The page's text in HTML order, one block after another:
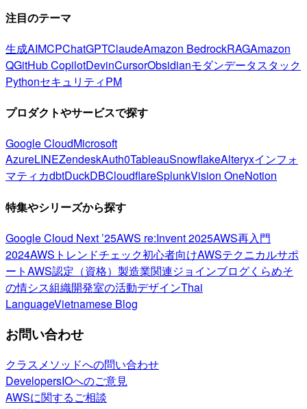
注目のテーマ
生成AIMCPChatGPTClaudeAmazon BedrockRAGAmazon
QGitHub CopilotDevinCursorObsidianモダンデータスタック
PythonセキュリティPM
プロダクトやサービスで探す
Google CloudMicrosoft
AzureLINEZendeskAuth0TableauSnowflakeAlteryxインフォ
マティカdbtDuckDBCloudflareSplunkVision OneNotion
特集やシリーズから探す
Google Cloud Next ’25AWS re:Invent 2025AWS再入門
2024AWSトレンドチェック初心者向けAWSテクニカルサポ
ートAWS認定（資格） 製造業関連ジョインブログくらめそ
の情シス組織開発室の活動デザインThai
LanguageVietnamese Blog
お問い合わせ
クラスメソッドへの問い合わせ
DevelopersIOへのご意見
AWSに関するご相談